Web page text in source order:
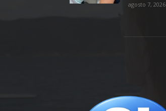
agosto 7, 2026